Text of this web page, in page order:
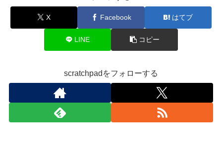
X Facebook はてブ
LINE コピー
scratchpadをフォローする